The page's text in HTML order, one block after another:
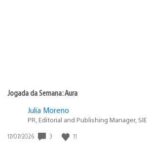
Jogada da Semana: Aura
Julia Moreno
PR, Editorial and Publishing Manager, SIE
Data
17/07/2026 3 11